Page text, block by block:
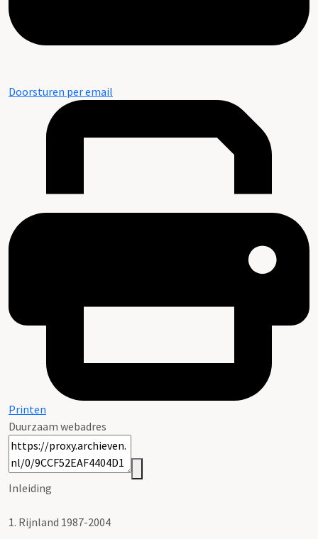
Doorsturen per email
Printen
Duurzaam webadres
Inleiding
1. Rijnland 1987-2004